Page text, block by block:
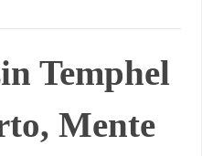
Temphel
Mente